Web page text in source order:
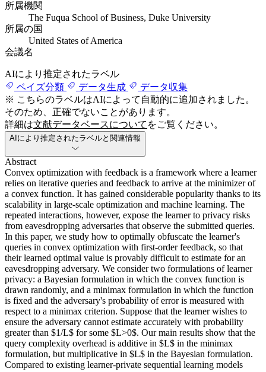
所属機関
The Fuqua School of Business, Duke University
所属の国
United States of America
会議名
AIにより推定されたラベル
ベイズ分類
データ生成
データ収集
※ こちらのラベルはAIによって自動的に追加されました。
そのため、正確でないことがあります。
詳細は文献データベースについて をご覧ください。
AIにより推定されたラベルと関連情報
Abstract
Convex optimization with feedback is a framework where a learner
relies on iterative queries and feedback to arrive at the minimizer of
a convex function. It has gained considerable popularity thanks to its
scalability in large-scale optimization and machine learning. The
repeated interactions, however, expose the learner to privacy risks
from eavesdropping adversaries that observe the submitted queries.
In this paper, we study how to optimally obfuscate the learner's
queries in convex optimization with first-order feedback, so that
their learned optimal value is provably difficult to estimate for an
eavesdropping adversary. We consider two formulations of learner
privacy: a Bayesian formulation in which the convex function is
drawn randomly, and a minimax formulation in which the function
is fixed and the adversary's probability of error is measured with
respect to a minimax criterion. Suppose that the learner wishes to
ensure the adversary cannot estimate accurately with probability
greater than $1/L$ for some $L>0$. Our main results show that the
query complexity overhead is additive in $L$ in the minimax
formulation, but multiplicative in $L$ in the Bayesian formulation.
Compared to existing learner-private sequential learning models